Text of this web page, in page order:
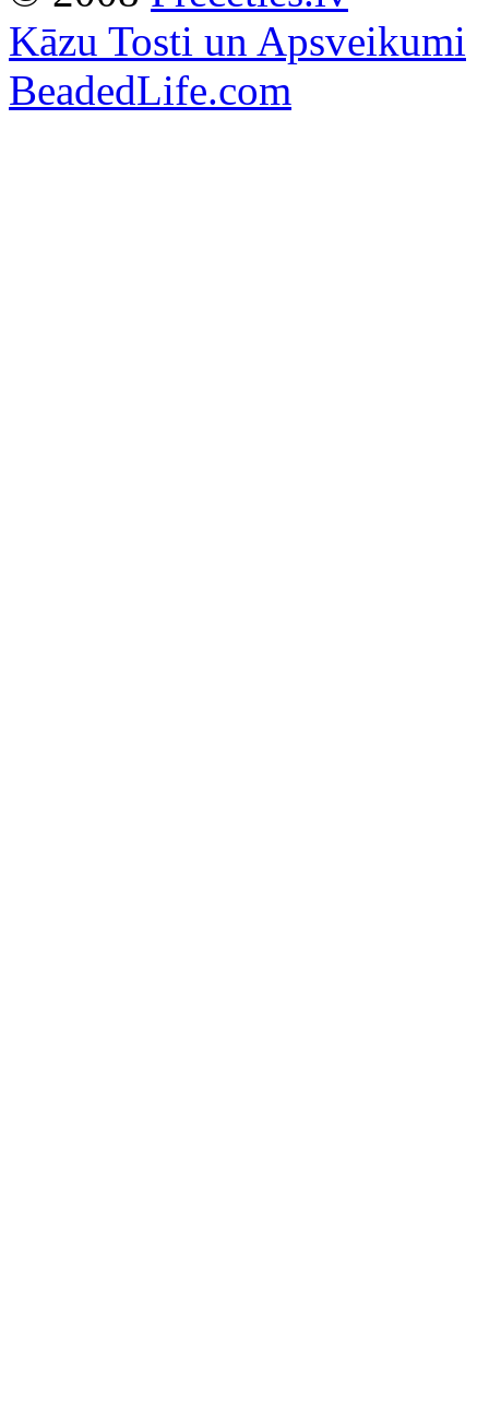
Kāzu Tosti un Apsveikumi
BeadedLife.com